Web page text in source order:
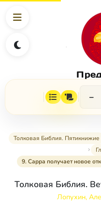
−
Толковая Библия. Пятикнижие
9. Сарра получает новое
Толковая Библия.
Лопухин,